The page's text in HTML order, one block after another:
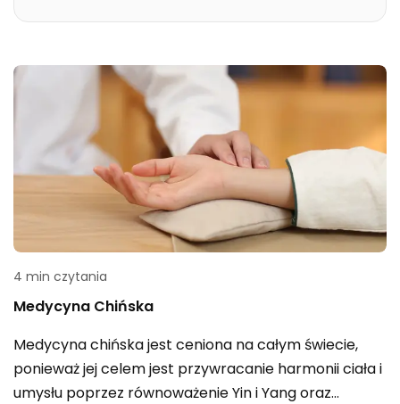
4 min czytania
Medycyna Chińska
Medycyna chińska jest ceniona na całym świecie,
ponieważ jej celem jest przywracanie harmonii ciała i
umysłu poprzez równoważenie Yin i Yang oraz